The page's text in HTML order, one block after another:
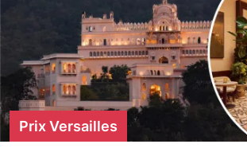
Prix Versailles